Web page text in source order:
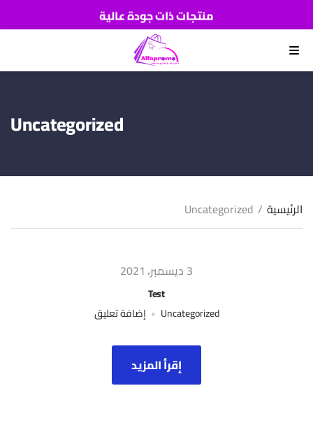
منتجات ذات جودة عالية
اطلب الآن والدفع عند استلام المنتج
القائمة
Uncategorized
الرئيسية /
Uncategorized
3 ديسمبر، 2021
Test
Uncategorized
إضافة تعليقعلى
إقرأ المزيد